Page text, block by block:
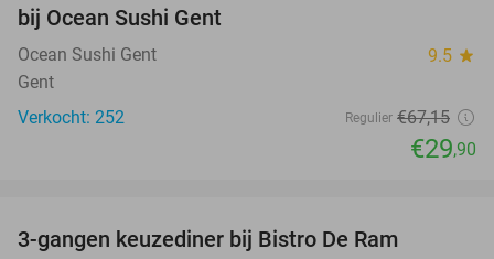
bij Ocean Sushi Gent
Ocean Sushi Gent 9.5 star
Gent
Verkocht: 252
Regulier €67,15
€29,90
3-gangen keuzediner bij Bistro De Ram